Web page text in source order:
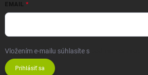
EMAIL
Vložením e-mailu súhlasíte s
Prihlásiť sa